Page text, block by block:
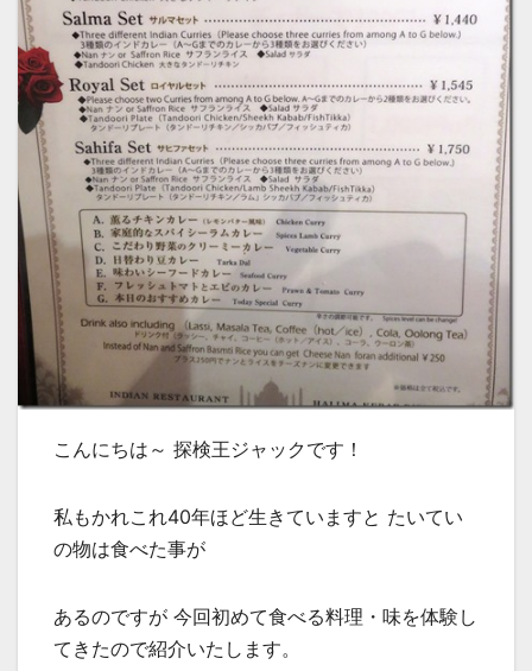
こんにちは～ 探検王ジャックです！
私もかれこれ40年ほど生きていますと たいてい
の物は食べた事が
あるのですが 今回初めて食べる料理・味を体験し
てきたので紹介いたします。